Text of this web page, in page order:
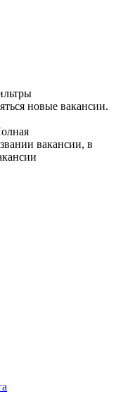
новые вакансии.
вакансии, в